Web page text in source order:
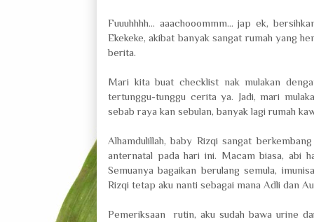
Fuuuhhhh... aaachooommm... jap ek,
Ekekeke, akibat banyak sangat rumah yang
berita.
Mari kita buat checklist nak mulakan
tertunggu-tunggu cerita ya. Jadi, mari
sebab raya kan sebulan, banyak lagi rumah
Alhamdulillah, baby Rizqi sangat
anternatal pada hari ini. Macam biasa, abi
Semuanya bagaikan berulang semula,
Rizqi tetap aku nanti sebagai mana Adli dan
Pemeriksaan rutin, aku sudah bawa urine